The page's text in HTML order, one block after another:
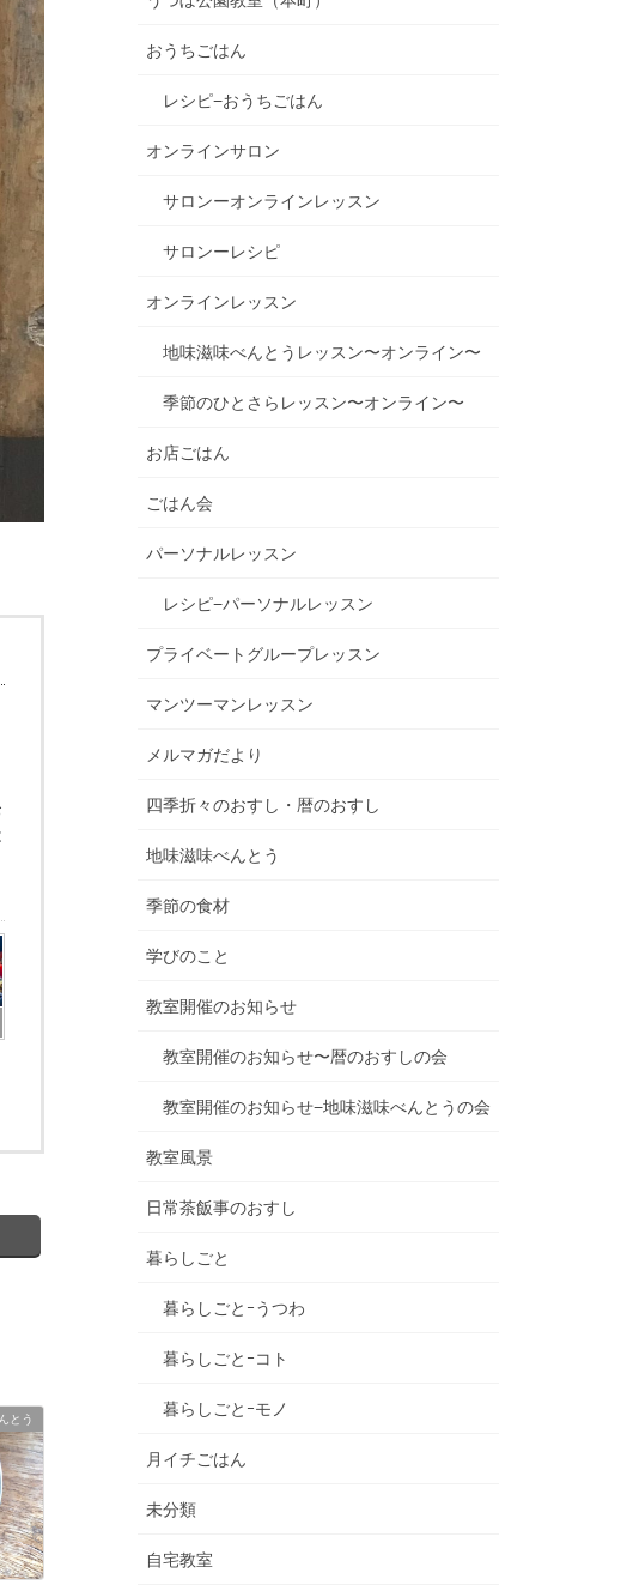
とう
おうちごはん
レシピ−おうちごはん
オンラインサロン
サロンーオンラインレッスン
サロンーレシピ
オンラインレッスン
地味滋味べんとうレッスン〜オンライン〜
季節のひとさらレッスン〜オンライン〜
お店ごはん
ごはん会
パーソナルレッスン
レシピ−パーソナルレッスン
プライベートグループレッスン
マンツーマンレッスン
メルマガだより
四季折々のおすし・暦のおすし
地味滋味べんとう
季節の食材
学びのこと
教室開催のお知らせ
教室開催のお知らせ〜暦のおすしの会
教室開催のお知らせ−地味滋味べんとうの会
教室風景
日常茶飯事のおすし
暮らしごと
暮らしごとｰうつわ
暮らしごとｰコト
暮らしごとｰモノ
月イチごはん
未分類
自宅教室